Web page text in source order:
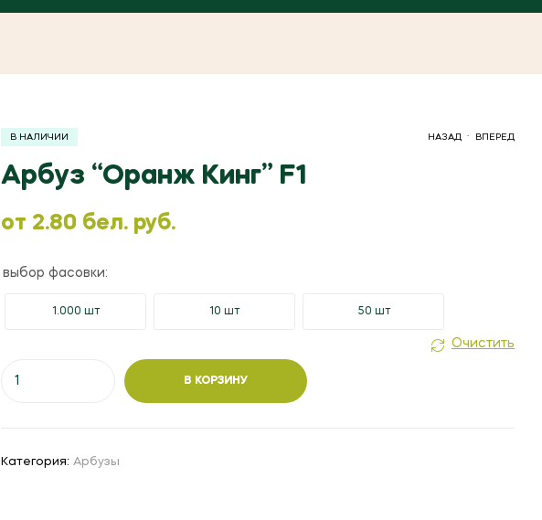
НАЗАД ВПЕРЕД
В НАЛИЧИИ
Арбуз “Оранж Кинг” F1
oт 2.80 бел. руб.
выбор фасовки:
1.000 шт 10 шт 50 шт
Очистить
Кинг"
В КОРЗИНУ
Категория: Арбузы